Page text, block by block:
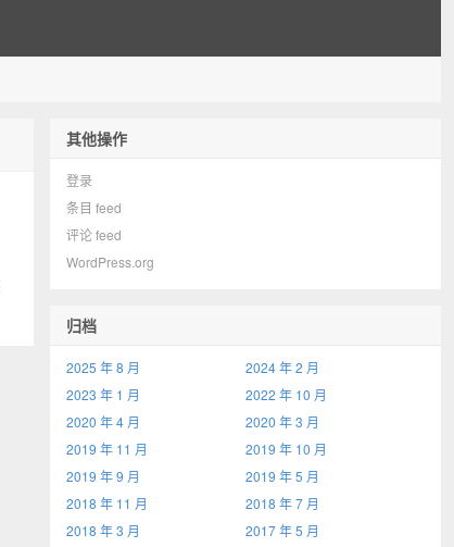
其他操作
登录
条目 feed
评论 feed
WordPress.org
归档
2025 年 8 月
2024 年 2 月
2023 年 1 月
2022 年 10 月
2020 年 4 月
2020 年 3 月
2019 年 11 月
2019 年 10 月
2019 年 9 月
2019 年 5 月
2018 年 11 月
2018 年 7 月
2018 年 3 月
2017 年 5 月